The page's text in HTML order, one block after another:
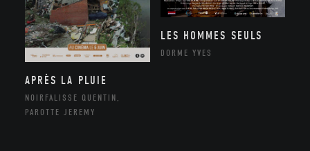
APRÈS LA PLUIE
NOIRFALISSE QUENTIN,
PAROTTE JEREMY
LES HOMMES SEULS
DORME YVES